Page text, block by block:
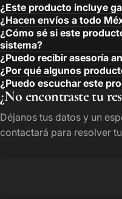
¿Este producto incluye
¿Hacen envíos a todo
¿Cómo sé si este
sistema?
¿Puedo recibir asesoría
¿Por qué algunos
¿Puedo escuchar este
¿No encontraste tu
Déjanos tus datos y un
contactará para resolver